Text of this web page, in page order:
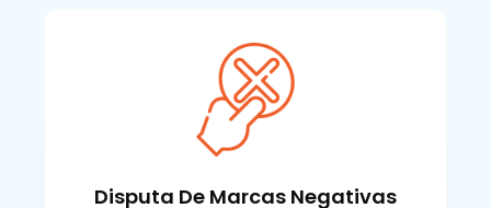
Disputa De Marcas Negativas